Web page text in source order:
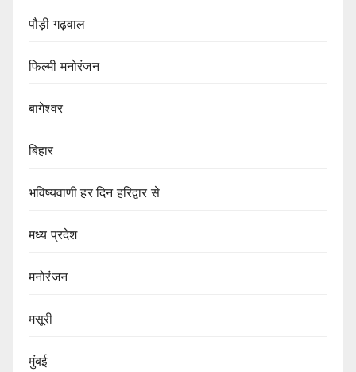
पौड़ी गढ़वाल
फिल्मी मनोरंजन
बागेश्वर
बिहार
भविष्यवाणी हर दिन हरिद्वार से
मध्य प्रदेश
मनोरंजन
मसूरी
मुंबई